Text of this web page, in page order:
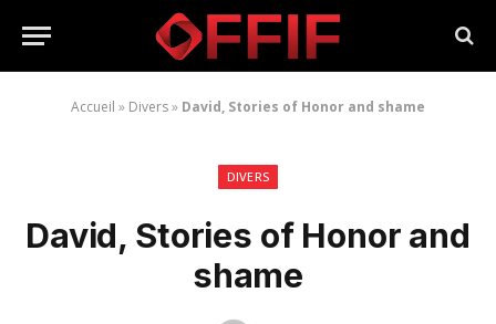
Accueil » Divers» David, Stories of Honor and shame
DIVERS
David, Stories of Honor and
shame